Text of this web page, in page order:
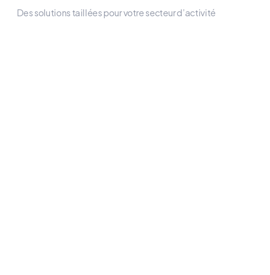
Des solutions taillées pour votre secteur d’activité